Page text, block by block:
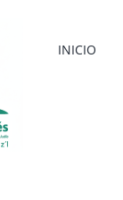
INICIO